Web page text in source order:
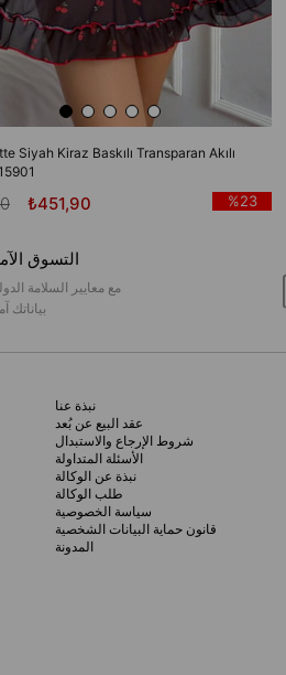
Siyah Kiraz Baskılı Transparan Akılı
₺451,90 %23
التسوق
مع معايير السلامة
بياناتك
نبذة عنا
عقد البيع عن بُعد
شروط الإرجاع والاستبدال
الأسئلة المتداولة
نبذة عن الوكالة
طلب الوكالة
سياسة الخصوصية
قانون حماية البيانات الشخصية
المدونة